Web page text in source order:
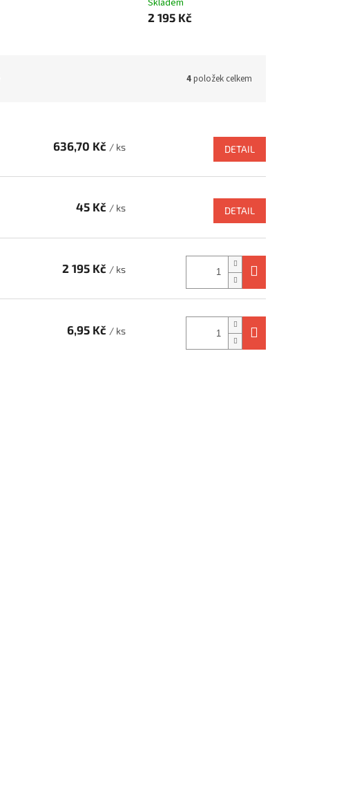
2 195 Kč
4položek celkem
636,70 Kč / ks DETAIL
45 Kč / ks DETAIL
2 195 Kč / ks
6,95 Kč / ks